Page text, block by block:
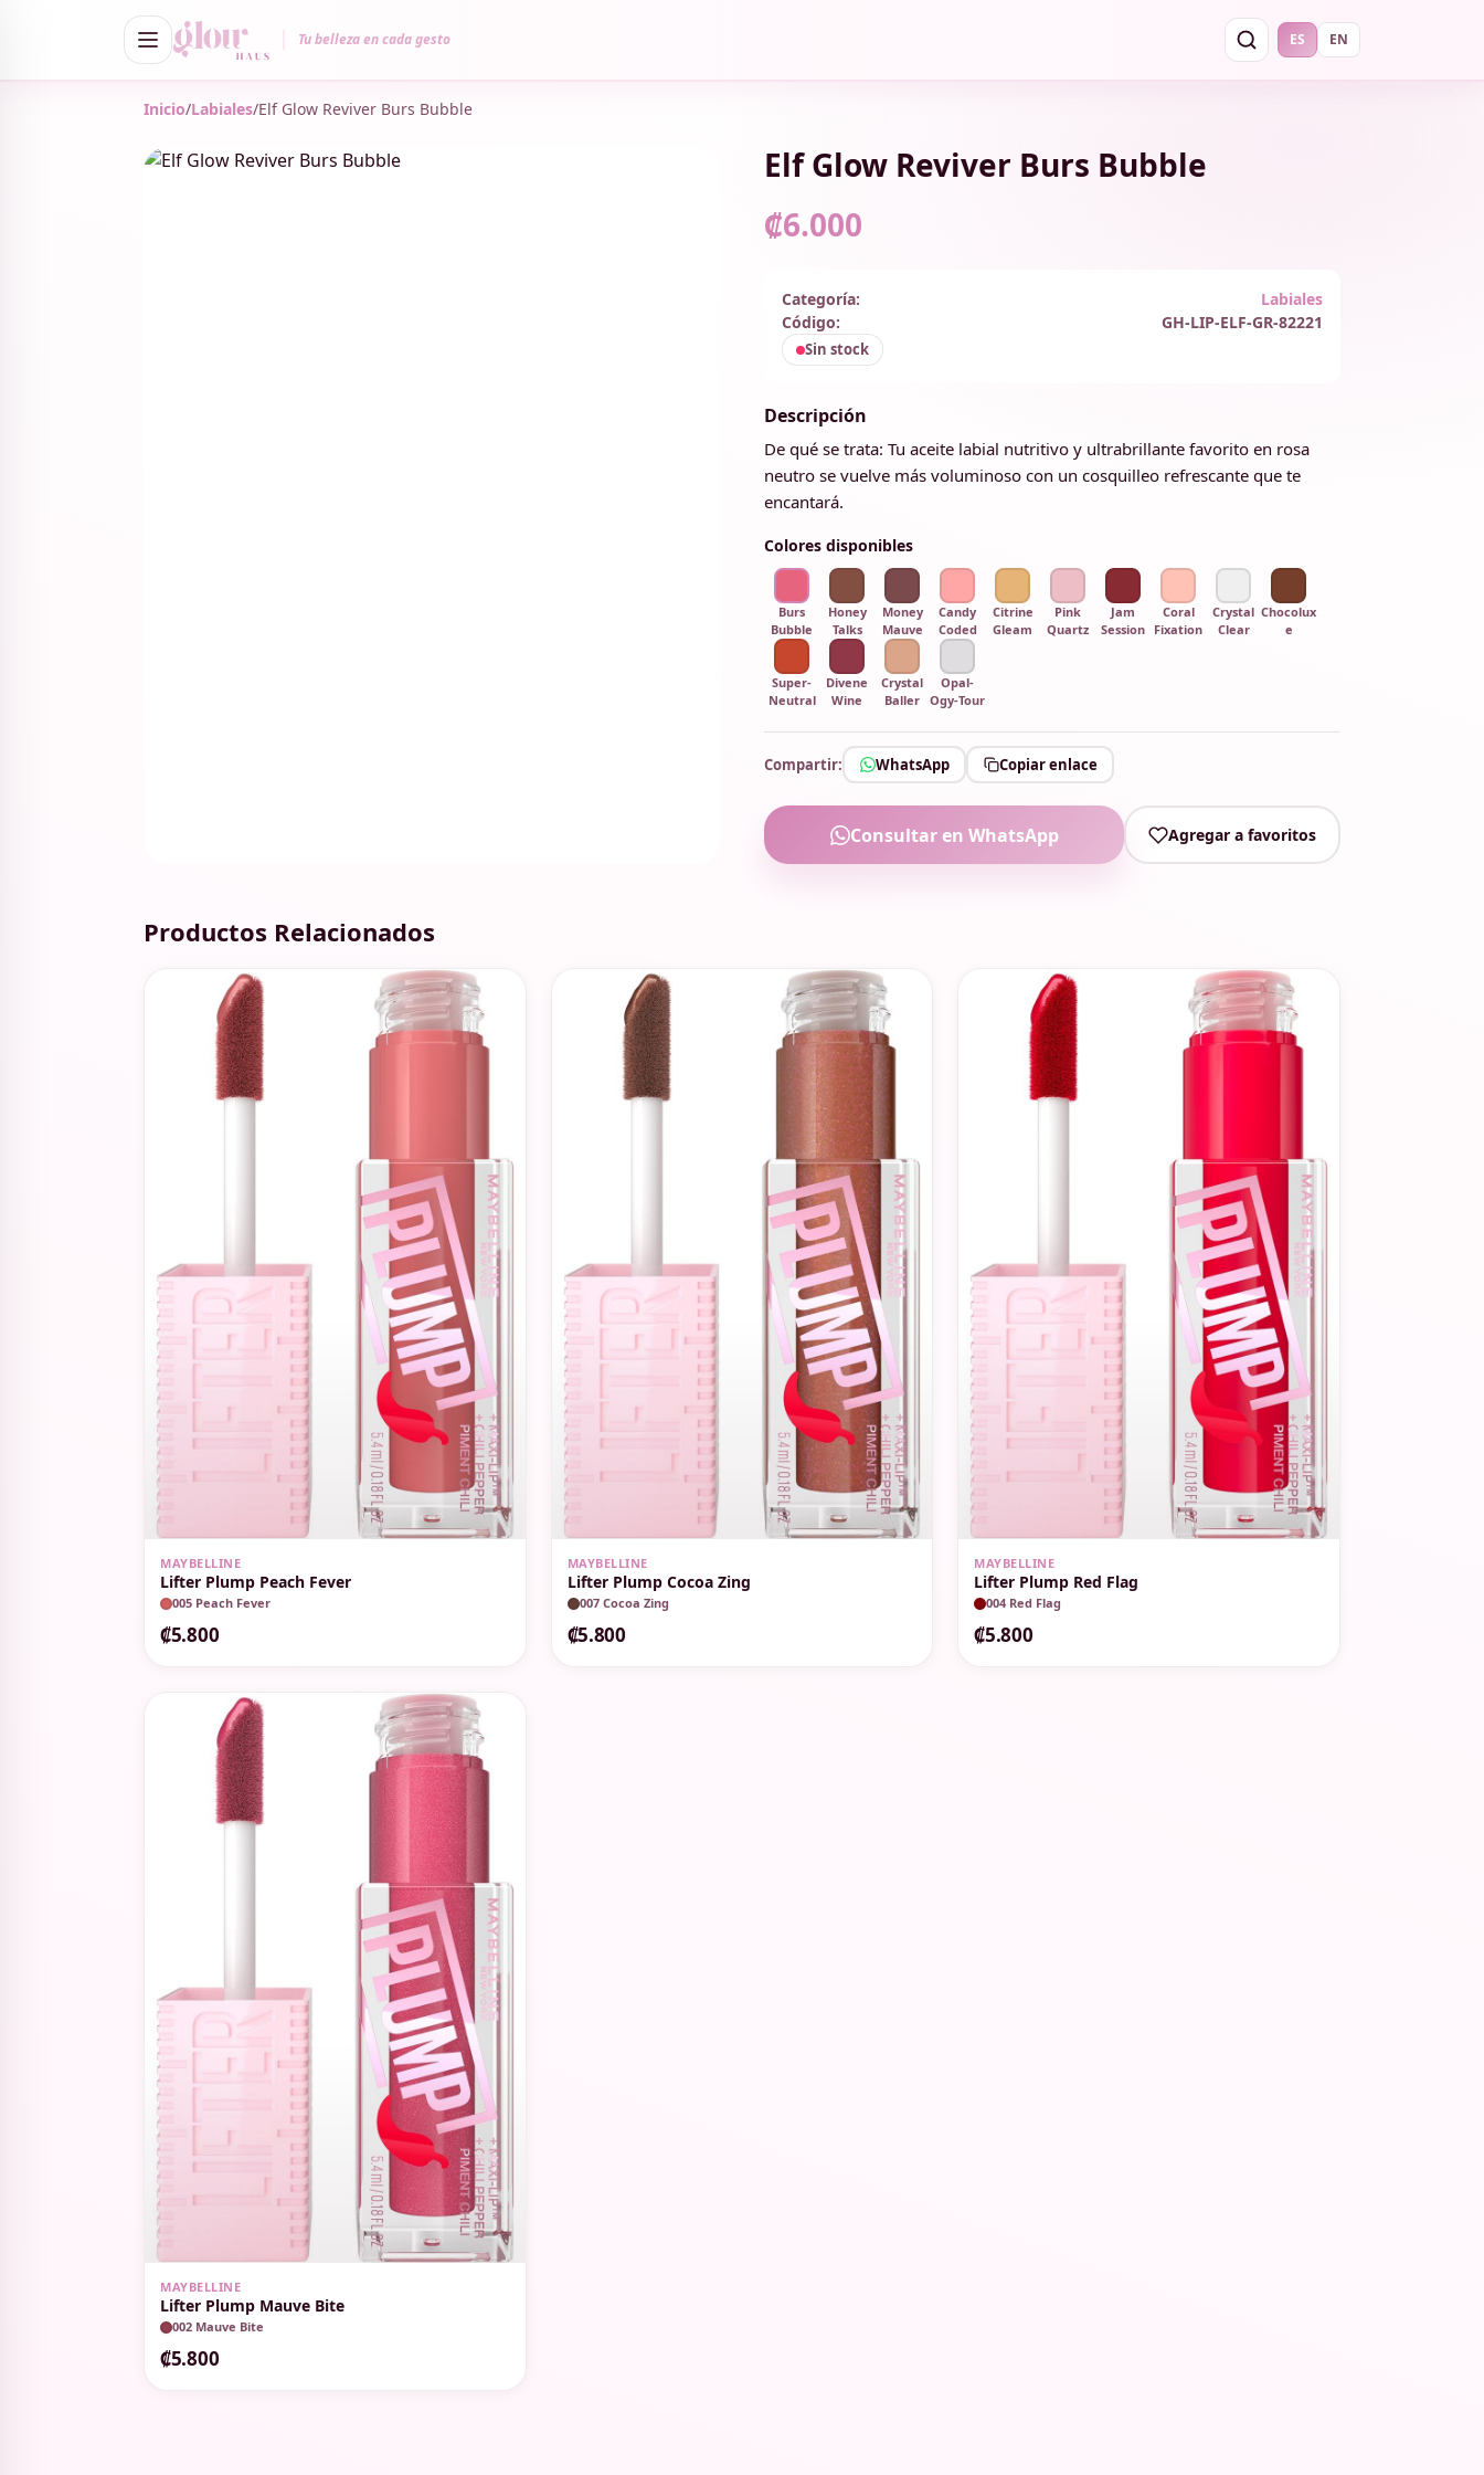
Tu belleza en cada gesto ES EN
Inicio/Labiales/Elf Glow Reviver Burs Bubble
Elf Glow Reviver Burs Bubble
₡6.000
Categoría:
Labiales
Código:
GH-LIP-ELF-GR-82221
Sin stock
Descripción
De qué se trata: Tu aceite labial nutritivo y ultrabrillante favorito en rosa
neutro se vuelve más voluminoso con un cosquilleo refrescante que te
encantará.
Colores disponibles
Burs
Bubble
Honey
Talks
Money
Mauve
Candy
Coded
Citrine
Gleam
Pink
Quartz
Jam
Session
Coral
Fixation
Crystal
Clear
Chocolux
e
Super-
Neutral
Divene
Wine
Crystal
Baller
Opal-
Ogy-Tour
Compartir: WhatsApp Copiar enlace
Consultar en WhatsApp Agregar a favoritos
Productos Relacionados
MAYBELLINE
Lifter Plump Peach Fever
005 Peach Fever
₡5.800
MAYBELLINE
Lifter Plump Cocoa Zing
007 Cocoa Zing
₡5.800
MAYBELLINE
Lifter Plump Red Flag
004 Red Flag
₡5.800
MAYBELLINE
Lifter Plump Mauve Bite
002 Mauve Bite
₡5.800